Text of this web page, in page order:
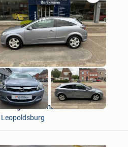
Bewaren
in
Mijn
Favorieten
Garage Berckmans
Leopoldsburg